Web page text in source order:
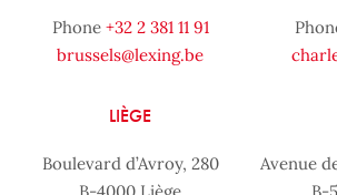
Phone +32 2 381 11 91
brussels@lexing.be
LIÈGE
Boulevard d’Avroy, 280
Avenue